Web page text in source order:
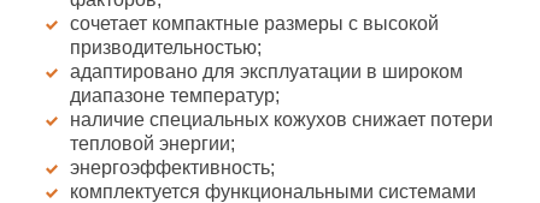
сочетает компактные размеры с высокой
призводительностью;
адаптировано для эксплуатации в широком
диапазоне температур;
наличие специальных кожухов снижает потери
тепловой энергии;
энергоэффективность;
комплектуется функциональными системами